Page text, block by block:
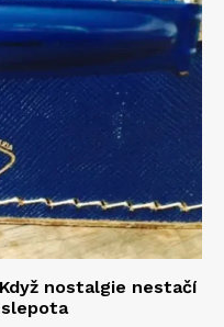
nostalgie nestačí